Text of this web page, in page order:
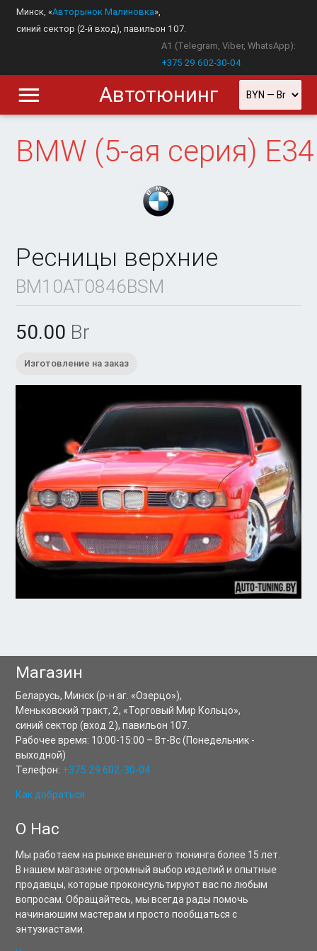
Минск, «Авторынок Малиновка»,
синий сектор (2-й вход), павильон 107.
A1 (Telegram, Viber, WhatsApp):
+375 29 602-30-04
Автотюнинг
BMW (5-ая серия) E34
Ресницы верхние
BM10AT0846BSM
50.00 Br
Изготовление на заказ
Магазин
Беларусь,Минск(р-н аг. «Озерцо»),
Меньковский тракт, 2, «Торговый Мир Кольцо»,
синий сектор (вход 2), павильон 107.
Рабочее время: 10:00-15:00 –Вт-Вс(Понедельник -
выходной)
Телефон: +375 29 602-30-04
Как добраться
О Нас
Мы работаем на рынке внешнего тюнинга более 15 лет.
В нашем магазине огромный выбор изделий и опытные
продавцы, которые проконсультируют вас по любым
вопросам. Обращайтесь, мы всегда рады помочь
начинаюшим мастерам и просто пообщаться с
энтузиастами.